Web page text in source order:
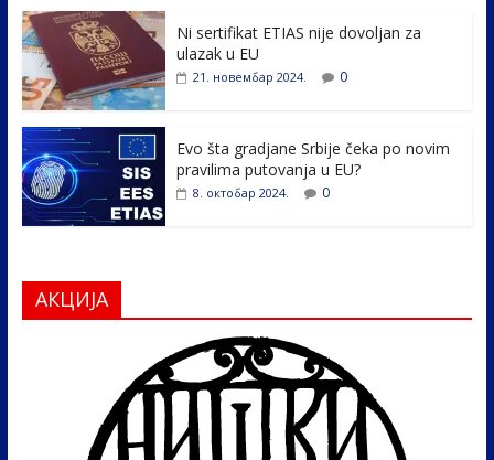
k
Ni sertifikat ETIAS nije dovoljan za
ulazak u EU
21. новембар 2024. 0
Evo šta gradjane Srbije čeka po novim
pravilima putovanja u EU?
8. октобар 2024. 0
АКЦИЈА